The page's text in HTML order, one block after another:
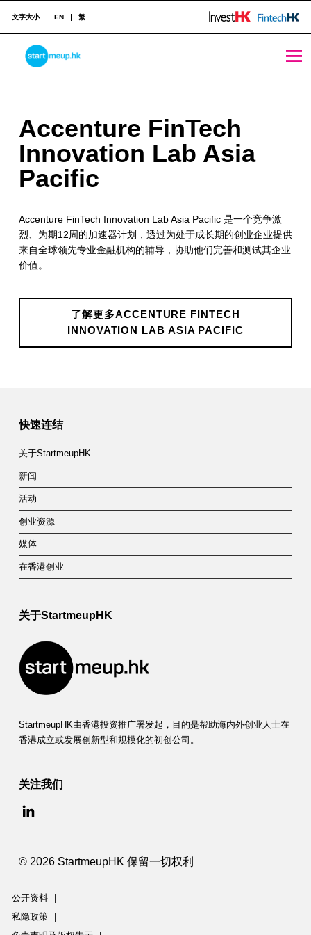
STARTMEUPHK
文字大小 EN 繁
A
c
c
n
t
u
r
F
T
e
c
h
I
n
n
o
v
a
t
o
L
a
A
i
Accenture FinTech
Innovation Lab Asia
Pacific
Accenture FinTech Innovation Lab Asia Pacific 是一个竞争激
烈、为期12周的加速器计划，透过为处于成长期的创业企业提供
来自全球领先专业金融机构的辅导，协助他们完善和测试其企业
价值。
了解更多ACCENTURE FINTECH
INNOVATION LAB ASIA PACIFIC
快速连结
关于StartmeupHK
新闻
活动
创业资源
媒体
在香港创业
关于StartmeupHK
StartmeupHK由香港投资推广署发起，目的是帮助海内外创业人士在
香港成立或发展创新型和规模化的初创公司。
关注我们
© 2026 StartmeupHK 保留一切权利
公开资料
私隐政策